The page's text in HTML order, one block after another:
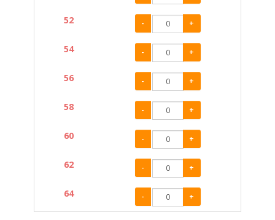
52 - +
54 - +
56 - +
58 - +
60 - +
62 - +
64 - +